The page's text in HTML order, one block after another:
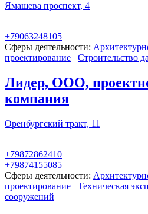
Ямашева проспект, 4
+79063248105
Сферы деятельности:
проектирование
Строительство
Лидер, ООО,
компания
Оренбургский тракт, 11
+79872862410
+79874155085
Сферы деятельности:
проектирование
Техническая
сооружений